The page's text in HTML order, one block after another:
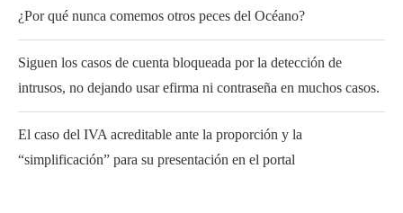
¿Por qué nunca comemos otros peces del Océano?
Siguen los casos de cuenta bloqueada por la detección de
intrusos, no dejando usar efirma ni contraseña en muchos casos.
El caso del IVA acreditable ante la proporción y la
“simplificación” para su presentación en el portal